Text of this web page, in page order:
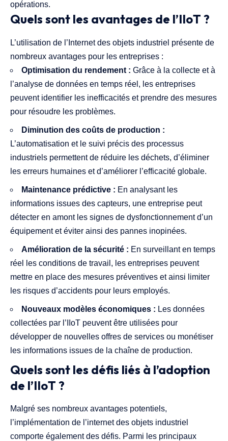
opérations.
Quels sont les avantages de l’IIoT ?
L’utilisation de l’Internet des objets industriel présente de
nombreux avantages pour les entreprises :
Optimisation du rendement : Grâce à la collecte et à
l’analyse de données en temps réel, les entreprises
peuvent identifier les inefficacités et prendre des mesures
pour résoudre les problèmes.
Diminution des coûts de production :
L’automatisation et le suivi précis des processus
industriels permettent de réduire les déchets, d’éliminer
les erreurs humaines et d’améliorer l’efficacité globale.
Maintenance prédictive : En analysant les
informations issues des capteurs, une entreprise peut
détecter en amont les signes de dysfonctionnement d’un
équipement et éviter ainsi des pannes inopinées.
Amélioration de la sécurité : En surveillant en temps
réel les conditions de travail, les entreprises peuvent
mettre en place des mesures préventives et ainsi limiter
les risques d’accidents pour leurs employés.
Nouveaux modèles économiques : Les données
collectées par l’IIoT peuvent être utilisées pour
développer de nouvelles offres de services ou monétiser
les informations issues de la chaîne de production.
Quels sont les défis liés à l’adoption
de l’IIoT ?
Malgré ses nombreux avantages potentiels,
l’implémentation de l’internet des objets industriel
comporte également des défis. Parmi les principaux